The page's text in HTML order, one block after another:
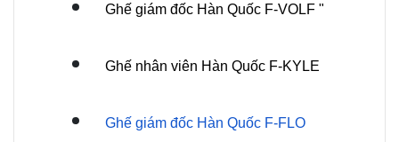
Ghế giám đốc Hàn Quốc F-VOLF "
Ghế nhân viên Hàn Quốc F-KYLE
Ghế giám đốc Hàn Quốc F-FLO